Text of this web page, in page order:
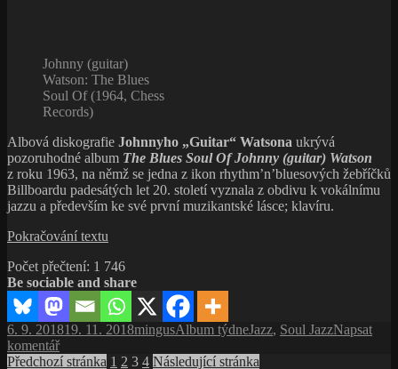
Johnny (guitar)
Watson: The Blues
Soul Of (1964, Chess
Records)
Albová diskografie Johnnyho „Guitar“ Watsona ukrývá
pozoruhodné album The Blues Soul Of Johnny (guitar) Watson
z roku 1963, na němž se jedna z ikon rhythm’n’bluesových žebříčků
Billboardu padesátých let 20. století vyznala z obdivu k vokálnímu
jazzu a především ke své první muzikantské lásce; klavíru.
Pokračování textu
Watson:
The
Blues
Soul
Of
(guitar)
Počet přečtení: 1 746
Be sociable and share
Publikováno:
6. 9. 201819. 11. 2018Autor:
mingusRubriky:
Album týdneŠtítky:
Jazz, Soul JazzNapsat
komentářpro
text
Předchozí stránka Stránka:
1 Stránka:
2 Stránka:
3 Stránka:
4 Následující stránka